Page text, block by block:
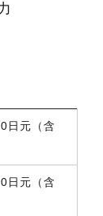
日元（含
日元（含